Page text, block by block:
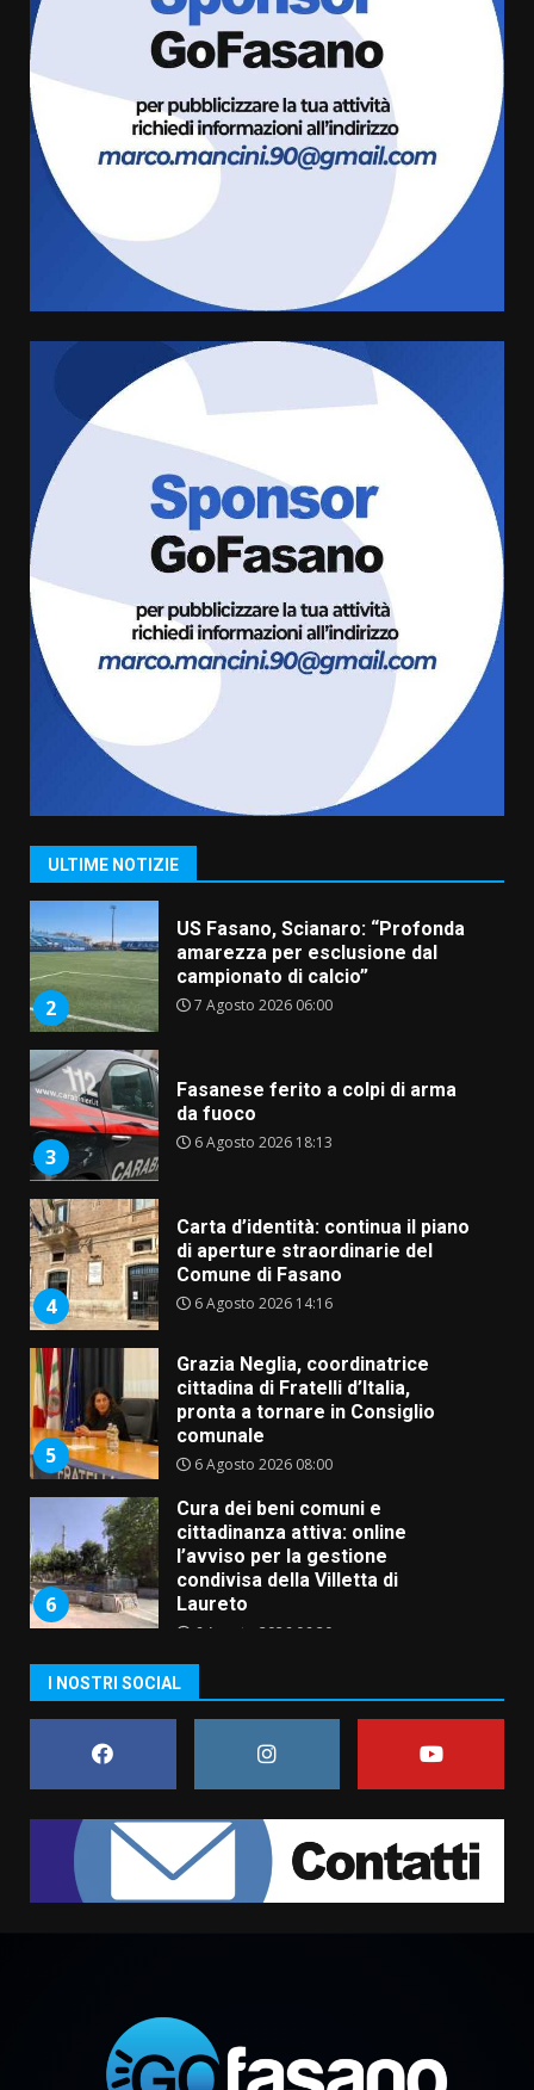
ULTIME NOTIZIE
Fasanese ferito a colpi di arma
da fuoco
6 Agosto 2026 18:13
Carta d’identità: continua il piano
di aperture straordinarie del
Comune di Fasano
cittadina di Fratelli d’Italia,
pronta a tornare in Consiglio
comunale
6 Agosto 2026 08:00
Cura dei beni comuni e
cittadinanza attiva: online
l’avviso per la gestione
condivisa della Villetta di
Laureto
La magia del Minareto e la prima
assoluta de “L’Albergo
Belvedere. Il rapimento”
6 Agosto 2026 06:15
1
“I Contestatori: Musica di
Rivoluzione”: nuovo
appuntamento con “Fasano in
2
US Fasano, Scianaro: “Profonda
amarezza per esclusione dal
campionato di calcio”
7 Agosto 2026 06:00
3
Fasanese ferito a colpi di arma
da fuoco
6 Agosto 2026 18:13
4
Carta d’identità: continua il piano
di aperture straordinarie del
Comune di Fasano
6 Agosto 2026 14:16
5
Grazia Neglia, coordinatrice
cittadina di Fratelli d’Italia,
pronta a tornare in Consiglio
comunale
6 Agosto 2026 08:00
6
Cura dei beni comuni e
cittadinanza attiva: online
l’avviso per la gestione
condivisa della Villetta di
Laureto
6 Agosto 2026 06:20
assoluta de “L’Albergo
Belvedere. Il rapimento”
6 Agosto 2026 06:15
1
Rivoluzione”: nuovo
appuntamento con “Fasano in
Banda”
campionato di calcio”
7 Agosto 2026 06:00
I NOSTRI SOCIAL